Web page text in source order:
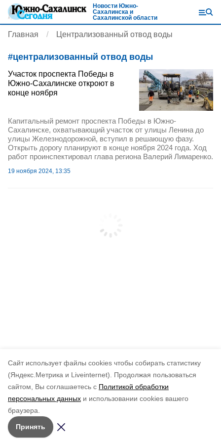
Cайт использует файлы cookies чтобы собирать статистику
(Яндекс.Метрика и Liveinternet).
Продолжая пользоваться
сайтом, Вы соглашаетесь с Политикой обработки
персональных данных и использовании cookies вашего
браузера.
Принять
Новости Южно-
Сахалинска и
Сахалинской области
Главная Централизованный отвод воды
#централизованный отвод воды
Участок проспекта Победы в
Южно-Сахалинске откроют в
конце ноября
Капитальный ремонт проспекта Победы в Южно-
Сахалинске, охватывающий участок от улицы Ленина до
улицы Железнодорожной, вступил в решающую фазу.
Открыть дорогу планируют в конце ноября 2024 года. Ход
работ проинспектировал глава региона Валерий Лимаренко.
19 ноября 2024, 13:35